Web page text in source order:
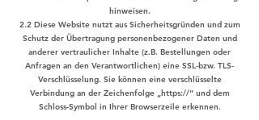
hinweisen.
2.2 Diese Website nutzt aus Sicherheitsgründen und zum
Schutz der Übertragung personenbezogener Daten und
anderer vertraulicher Inhalte (z.B. Bestellungen oder
Anfragen an den Verantwortlichen) eine SSL-bzw. TLS-
Verschlüsselung. Sie können eine verschlüsselte
Verbindung an der Zeichenfolge „https://“ und dem
Schloss-Symbol in Ihrer Browserzeile erkennen.